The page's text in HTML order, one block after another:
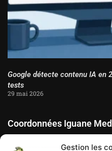
Gestion les
Google détecte contenu IA en
tests
29 mai 2026
Coordonnées Iguane
Studio tech & contenu au